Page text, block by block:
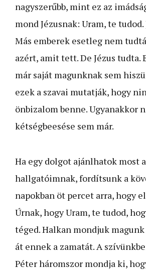
nagyszerűbb, mint ez az
mond Jézusnak: Uram, te tudod.
Más emberek esetleg nem
azért, amit tett. De Jézus tudta.
már saját magunknak sem
ezek a szavai mutatják, hogy
önbizalom benne. Ugyanakkor
kétségbeesése sem már.
Ha egy dolgot ajánlhatok most
hallgatóimnak, fordítsunk a
napokban öt percet arra, hogy
Úrnak, hogy Uram, te tudod,
téged. Halkan mondjuk
át ennek a zamatát. A
Péter háromszor mondja ki,